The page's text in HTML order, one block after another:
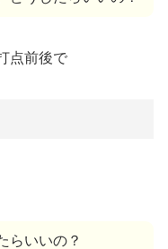
点前後で
らいいの？